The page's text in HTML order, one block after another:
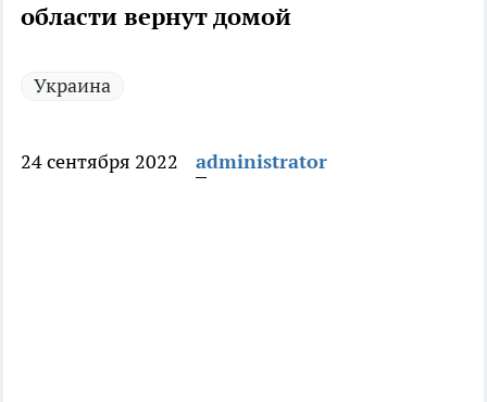
области вернут домой
Украина
24 сентября 2022 administrator